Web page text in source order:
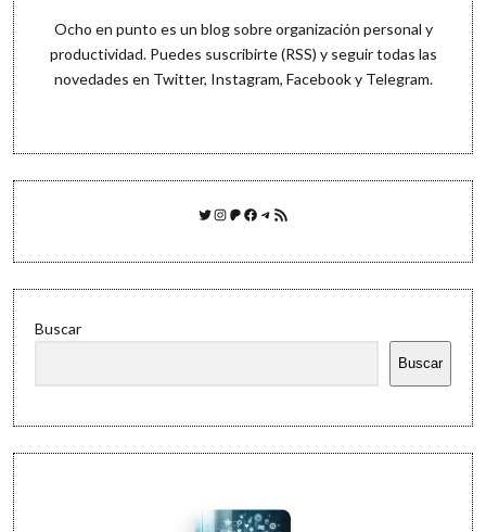
Ocho en punto es un blog sobre organización personal y
productividad. Puedes suscribirte (RSS) y seguir todas las
novedades en Twitter, Instagram, Facebooky Telegram.
Twitter
Instagram
Patreon
Facebook
Telegram
Feed RSS
Buscar
Buscar